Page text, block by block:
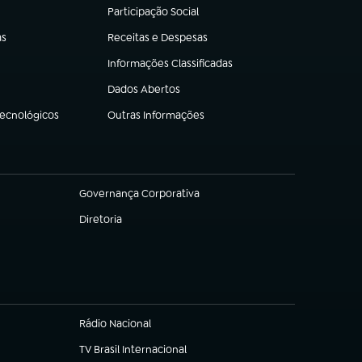
Participação Social
(abre em nova aba)
Receitas e Despesas
(abre em nova aba)
Informações Classificadas
(abre em nova aba)
Dados Abertos
(abre em nova aba)
Outras Informações
(abre em nova aba)
Governança Corporativa
(abre em nova aba)
Diretoria
(abre em nova aba)
Rádio Nacional
TV Brasil Internacional
(abre em nova aba)